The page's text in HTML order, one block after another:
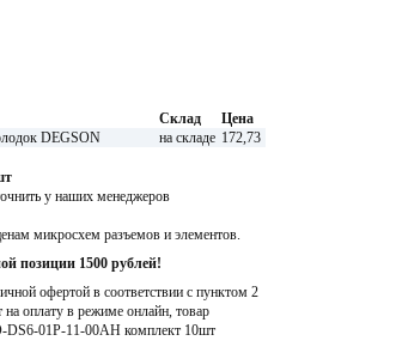
Склад
Цена
DEGSON на складе 172,73
у наших менеджеров
микросхем разъемов и элементов.
позиции 1500 рублей!
офертой в соответствии с пунктом 2
на оплату в режиме онлайн, товар
DS6-01P-11-00AH комплект 10шт